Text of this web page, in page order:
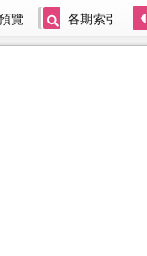
覽 各期索引